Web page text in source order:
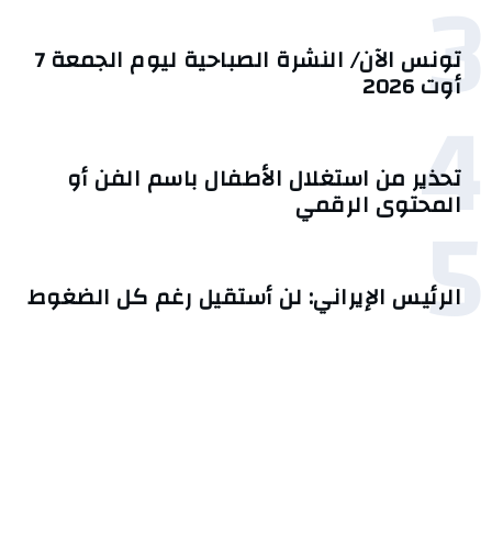
3 تونس الآن/ النشرة الصباحية ليوم الجمعة 7
أوت 2026
4
تحذير من استغلال الأطفال باسم الفن أو
المحتوى الرقمي
5
الرئيس الإيراني: لن أستقيل رغم كل الضغوط